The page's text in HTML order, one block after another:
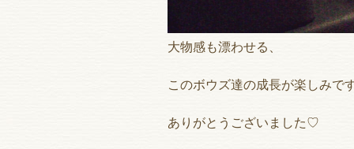
大物感も漂わせる、
このボウズ達の成長が楽しみで
ありがとうございました♡